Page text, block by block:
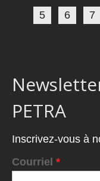
5 6 7
PETRA
Inscrivez-vous à
Courriel *